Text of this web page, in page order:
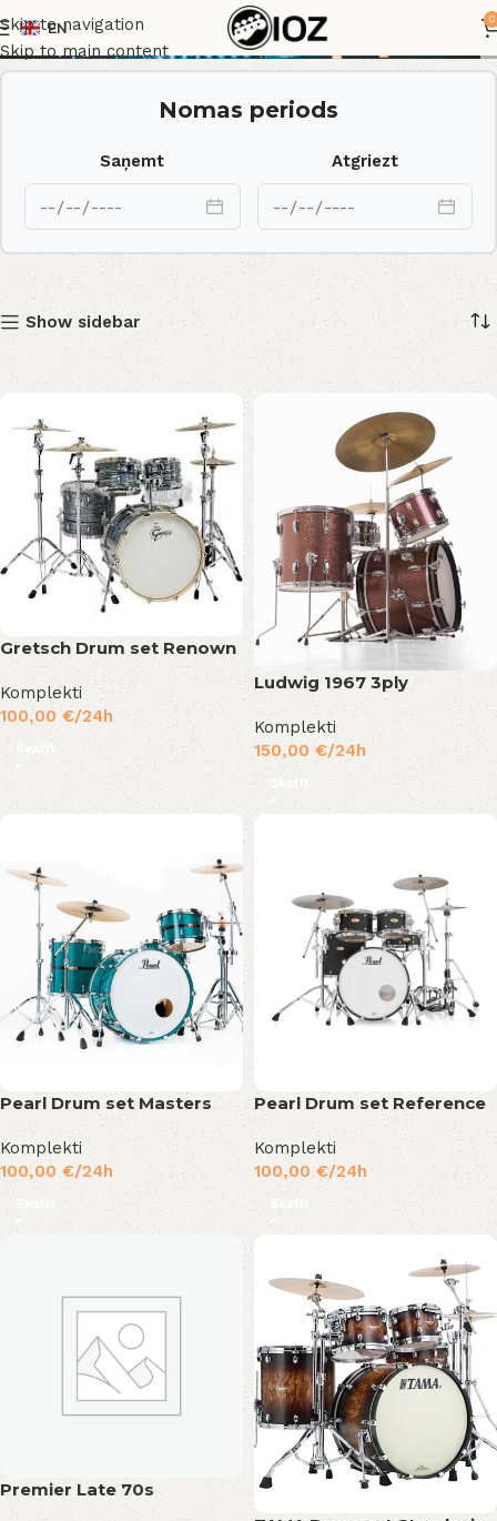
Skip to navigation
Skip to main content
EN
0
Nomas periods
Saņemt Atgriezt
Show sidebar
Gretsch Drum set Renown
Komplekti
100,00 €/24h
Skatīt
Ludwig 1967 3ply
Komplekti
150,00 €/24h
Skatīt
Pearl Drum set Masters
Komplekti
100,00 €/24h
Pearl Drum set Reference
Komplekti
100,00 €/24h
Premier Late 70s